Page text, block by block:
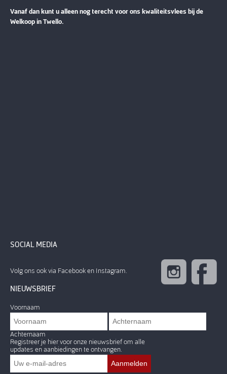
Vanaf dan kunt u alleen nog terecht voor ons kwaliteitsvlees bij de
Welkoop in Twello.
SOCIAL MEDIA
Volg ons ook via Facebook en Instagram.
NIEUWSBRIEF
Voornaam
Achternaam
Registreer je hier voor onze nieuwsbrief om alle
updates en aanbiedingen te ontvangen.